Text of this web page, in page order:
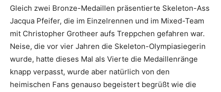
Gleich zwei Bronze-Medaillen präsentierte Skeleton-Ass
Jacqua Pfeifer, die im Einzelrennen und im Mixed-Team
mit Christopher Grotheer aufs Treppchen gefahren war.
Neise, die vor vier Jahren die Skeleton-Olympiasiegerin
wurde, hatte dieses Mal als Vierte die Medaillenränge
knapp verpasst, wurde aber natürlich von den
heimischen Fans genauso begeistert begrüßt wie die